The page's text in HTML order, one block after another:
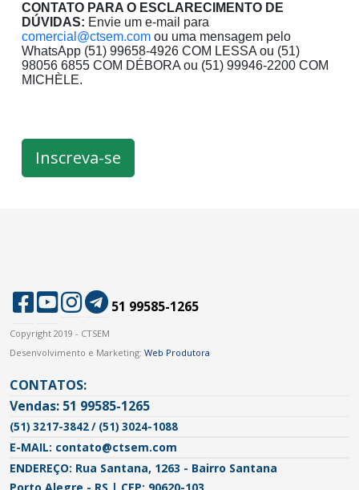
CONTATO PARA O ESCLARECIMENTO DE
DÚVIDAS: Envie um e-mail para
comercial@ctsem.com ou uma mensagem pelo
WhatsApp (51) 99658-4926 COM LESSA ou (51)
98056 6855 COM DÉBORA ou (51) 99946-2200 COM
MICHÈLE.
Inscreva-se
51 99585-1265
Copyright 2019 - CTSEM
Desenvolvimento e Marketing: Web Produtora
CONTATOS:
Vendas: 51 99585-1265
(51) 3217-3842 / (51) 3024-1088
E-MAIL: contato@ctsem.com
ENDEREÇO: Rua Santana, 1263 - Bairro Santana